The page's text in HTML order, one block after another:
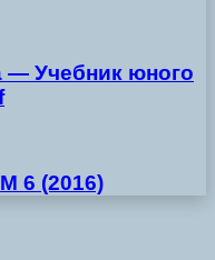
Учебник юного
6 (2016)